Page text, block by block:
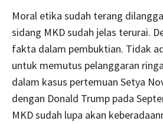
Moral etika sudah terang
sidang MKD sudah jelas terurai.
fakta dalam pembuktian. Tidak
untuk memutus pelanggaran
dalam kasus pertemuan Setya
dengan Donald Trump pada
MKD sudah lupa akan